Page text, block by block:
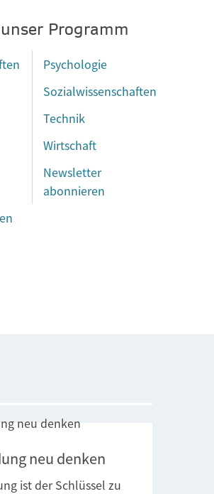
Programm
Psychologie
Sozialwissenschaften
Technik
Wirtschaft
Newsletter
abonnieren
neu denken
ist der Schlüssel zu